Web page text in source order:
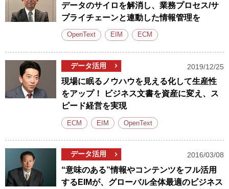
データのサイロを解消し、業務プロセス/サ
プライチェーンと連動した情報管理を
OpenText EIM ECM
データ活用 2019/12/25
現場に眠るノウハウを見える化して生産性
をアップ！ ビジネス文書を資産に変え、ス
ピード経営を実現
ECM EIM OpenText
データ活用 2016/03/08
“意味のある”情報やコンテンツをフル活用
するEIMが、グローバル全体最適のビジネス